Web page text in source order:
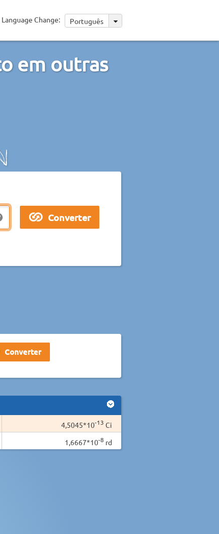
Language Change: Português
em outras
4,5045*10-13 Ci
1,6667*10-8 rd